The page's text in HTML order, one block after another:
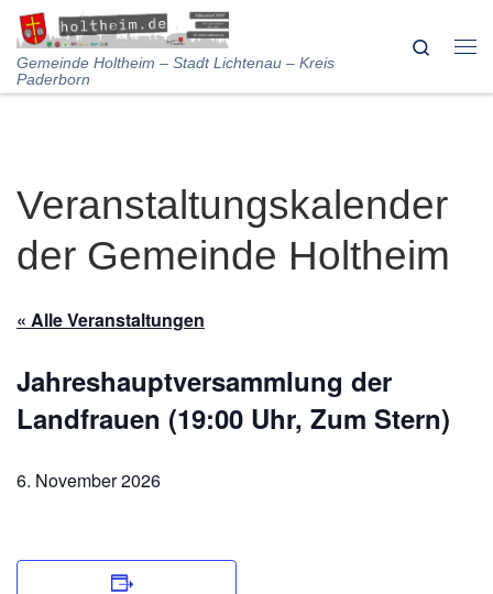
Skip to content
Gemeinde Holtheim – Stadt Lichtenau – Kreis
Paderborn
Search
Veranstaltungskalender
der Gemeinde Holtheim
« Alle Veranstaltungen
Jahreshauptversammlung der
Landfrauen (19:00 Uhr, Zum Stern)
6. November 2026